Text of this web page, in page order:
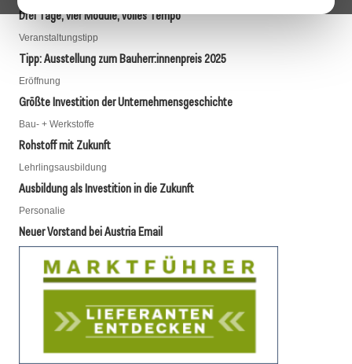
Drei Tage, vier Module, volles Tempo
Veranstaltungstipp
Tipp: Ausstellung zum Bauherr:innenpreis 2025
Eröffnung
Größte Investition der Unternehmensgeschichte
Bau- + Werkstoffe
Rohstoff mit Zukunft
Lehrlingsausbildung
Ausbildung als Investition in die Zukunft
Personalie
Neuer Vorstand bei Austria Email